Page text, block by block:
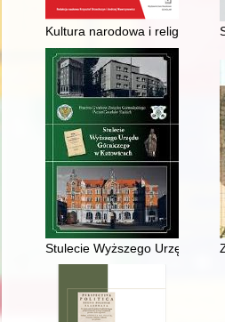
Kultura narodowa i religijna w
Stulecie Wyższego Urzędu